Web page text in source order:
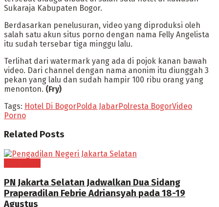
Sukaraja Kabupaten Bogor.
Berdasarkan penelusuran, video yang diproduksi oleh
salah satu akun situs porno dengan nama Felly Angelista
itu sudah tersebar tiga minggu lalu.
Terlihat dari watermark yang ada di pojok kanan bawah
video. Dari channel dengan nama anonim itu diunggah 3
pekan yang lalu dan sudah hampir 100 ribu orang yang
menonton. (Fry)
Tags: Hotel Di BogorPolda JabarPolresta BogorVideo
Porno
Related Posts
PN Jakarta Selatan Jadwalkan Dua Sidang
Praperadilan Febrie Adriansyah pada 18-19
Agustus